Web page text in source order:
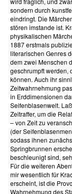
sondern durch
eindringt. Die
stören imstande ist.
physikalischen
1887 erstmals
literarischen Genres
dem zwei Menschen
geschrumpft werden,
können. Auch ihr
Zeitwahrnehmung
in Erddimensionen
Seifenblasenwelt.
Zeitraffer, um die
– von Zeit zu
(der
sodass ihnen
Springbrunnen
beschleunigt sind,
Für die weiteren
mir wesentlich für
erscheint, ist die
Wahrnehmung des